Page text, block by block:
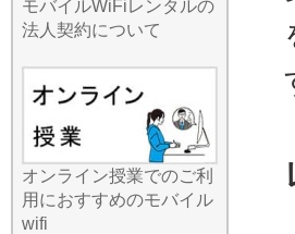
ビスは「届いてすぐ使え
る」シンプルさを極めてい
追求し、最新機種はスマホ
よりも軽くコンパクトなサ
イズを実現しました。バッ
グのポケットに忍ばせてお
くだけで、周囲に自分専用
のWi-Fiスポットが誕生しま
す。最近のニュースでもモ
モバイルWiFiレンタルの
法人契約について
オンライン授業でのご利
用におすすめのモバイル
wifi